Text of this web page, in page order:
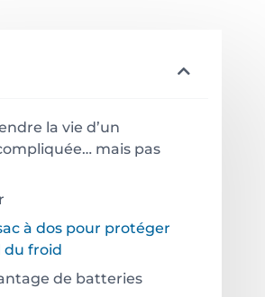
la vie d’un
mais pas
à dos pour protéger
du froid
de batteries